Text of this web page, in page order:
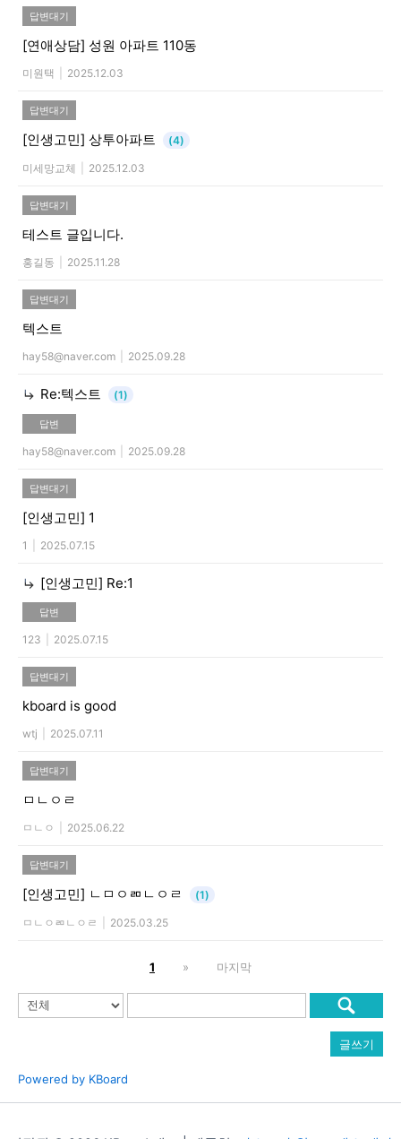
답변대기
[연애상담] 성원 아파트 110동
미원택 2025.12.03
답변대기
[인생고민] 상투아파트 (4)
미세망교체 2025.12.03
답변대기
테스트 글입니다.
홍길동 2025.11.28
답변대기
텍스트
hay58@naver.com 2025.09.28
Re:텍스트 (1)
답변
hay58@naver.com 2025.09.28
답변대기
[인생고민] 1
1 2025.07.15
[인생고민] Re:1
답변
123 2025.07.15
답변대기
kboard is good
wtj 2025.07.11
답변대기
ㅁㄴㅇㄹ
ㅁㄴㅇ 2025.06.22
답변대기
[인생고민] ㄴㅁㅇㄻㄴㅇㄹ (1)
ㅁㄴㅇㄻㄴㅇㄹ 2025.03.25
1 » 마지막
글쓰기
Powered by KBoard